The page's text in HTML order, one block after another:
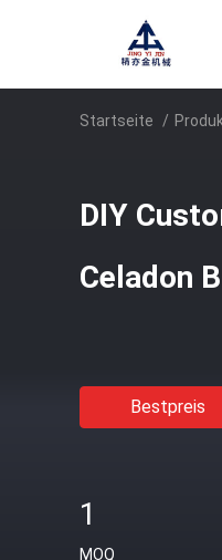
Startseite /
DIY
Celadon
Bestpreis
1
MOQ